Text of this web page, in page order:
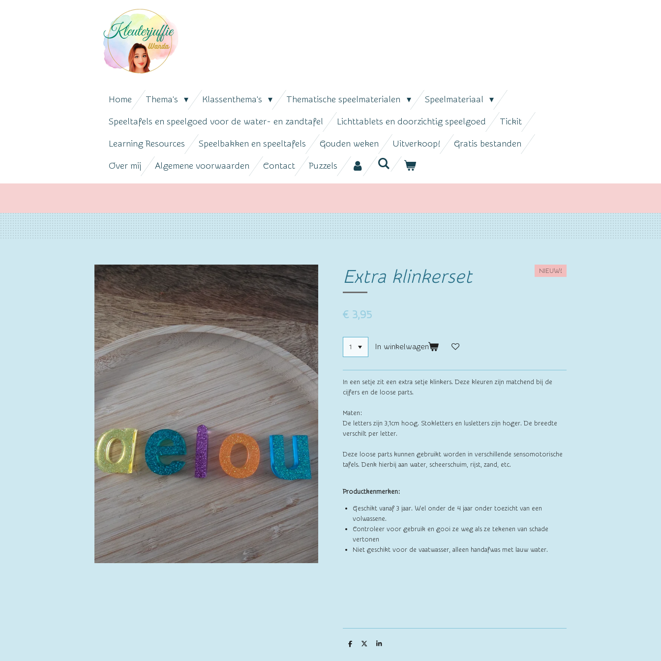
Home Thema's Klassenthema's Thematische speelmaterialen Speelmateriaal
Speeltafels en speelgoed voor de water- en zandtafel Lichttablets en doorzichtig speelgoed Tickit
Learning Resources Speelbakken en speeltafels Gouden weken Uitverkoop! Gratis bestanden
Over mij Algemene voorwaarden Contact Puzzels
Extra klinkerset NIEUW!
€ 3,95
In winkelwagen
In een setje zit een extra setje klinkers. Deze kleuren zijn matchend bij de
cijfers en de loose parts.
Maten:
De letters zijn 3,1cm hoog. Stokletters en lusletters zijn hoger. De breedte
verschilt per letter.
Deze loose parts kunnen gebruikt worden in verschillende sensomotorische
tafels. Denk hierbij aan water, scheerschuim, rijst, zand, etc.
Productkenmerken:
Geschikt vanaf 3 jaar. Wel onder de 4 jaar onder toezicht van een
volwassene.
Controleer voor gebruik en gooi ze weg als ze tekenen van schade
vertonen
Niet geschikt voor de vaatwasser, alleen handafwas met lauw water.
D
D
S